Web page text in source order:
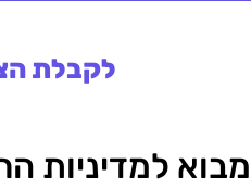
לקבלת
מבוא למדיניות